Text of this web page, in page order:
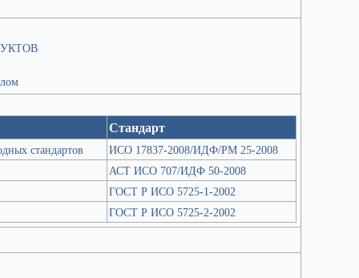
Стандарт
стандартов
ИСО 17837-2008/ИДФ/РМ 25-2008
АСТ ИСО 707/ИДФ 50-2008
ГОСТ Р ИСО 5725-1-2002
ГОСТ Р ИСО 5725-2-2002